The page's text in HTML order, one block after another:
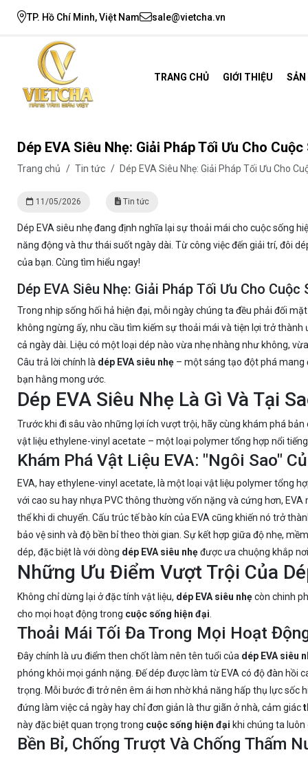
TP. Hồ Chí Minh, Việt Nam sale@vietcha.vn
TRANG CHỦ GIỚI THIỆU
Dép EVA Siêu Nhẹ: Giải Pháp Tối Ưu Cho
Trang chủ / Tin tức / Dép EVA Siêu Nhẹ: Giải Pháp Tối Ưu Cho
11/05/2026 Tin tức
Dép EVA siêu nhẹ đang định nghĩa lại sự thoải mái cho cuộc sống
năng động và thư thái suốt ngày dài. Từ công việc đến giải trí, đôi
của bạn. Cùng tìm hiểu ngay!
Dép EVA Siêu Nhẹ: Giải Pháp Tối Ưu Cho
Trong nhịp sống hối hả hiện đại, mỗi ngày chúng ta đều phải đối
không ngừng ấy, nhu cầu tìm kiếm sự thoải mái và tiện lợi trở
cả ngày dài. Liệu có một loại dép nào vừa nhẹ nhàng như không,
Câu trả lời chính là dép EVA siêu nhẹ – một sáng tạo đột phá mang
bạn hằng mong ước.
Dép EVA Siêu Nhẹ Là Gì Và Tại
Trước khi đi sâu vào những lợi ích vượt trội, hãy cùng khám phá
vật liệu ethylene-vinyl acetate – một loại polymer tổng hợp nổi
Khám Phá Vật Liệu EVA: "Ngôi Sao"
EVA, hay ethylene-vinyl acetate, là một loại vật liệu polymer tổng
với cao su hay nhựa PVC thông thường vốn nặng và cứng hơn,
thể khi di chuyển. Cấu trúc tế bào kín của EVA cũng khiến nó trở
bảo vệ sinh và độ bền bỉ theo thời gian. Sự kết hợp giữa độ nhẹ,
dép, đặc biệt là với dòng dép EVA siêu nhẹđược ưa chuộng khắp
Những Ưu Điểm Vượt Trội Của
Không chỉ dừng lại ở đặc tính vật liệu, dép EVA siêu nhẹcòn chinh
cho mọi hoạt động trong cuộc sống hiện đại
Thoải Mái Tối Đa Trong Mọi Hoạt
Đây chính là ưu điểm then chốt làm nên tên tuổi của dép EVA siêu
phóng khỏi mọi gánh nặng. Đế dép được làm từ EVA có độ đàn hồi
trọng. Mỗi bước đi trở nên êm ái hơn nhờ khả năng hấp thụ lực sốc
đứng làm việc cả ngày hay chỉ đơn giản là thư giãn ở nhà, cảm giác
này đặc biệt quan trọng trong cuộc sống hiện đại khi chúng ta
Bền Bỉ, Chống Trượt Và Chống Thấm